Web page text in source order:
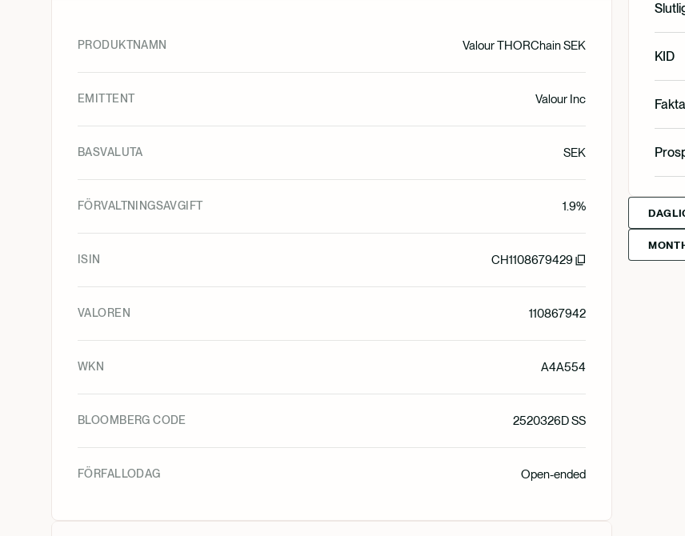
PRODUKTNAMN Valour THORChain SEK
EMITTENT Valour Inc
BASVALUTA SEK
FÖRVALTNINGSAVGIFT 1.9%
ISIN CH1108679429
VALOREN 110867942
WKN A4A554
BLOOMBERG CODE 2520326D SS
FÖRFALLODAG Open-ended
KID